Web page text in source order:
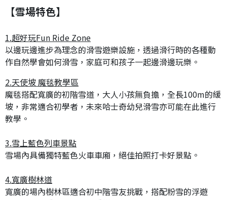
【雪場特色】
1.超好玩Fun Ride Zone
以邊玩邊進步為理念的滑雪遊樂設施，透過滑行時的各種動
作自然學會如何滑雪，家庭可和孩子一起邊滑邊玩樂。
2.天使坡 魔毯教學區
魔毯搭配寬廣的初階雪道，大人小孩無負擔，全長100m的緩
坡，非常適合初學者，未來哈士奇幼兒滑雪亦可能在此進行
教學。
3.雪上藍色列車景點
雪場內具備獨特藍色火車車廂，絕佳拍照打卡好景點。
4.寬廣樹林道
寬廣的場內樹林區適合初中階雪友挑戰，搭配粉雪的浮遊